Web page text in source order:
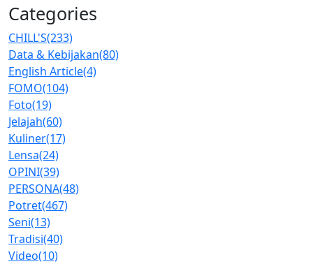
Categories
CHILL'S(233)
Data & Kebijakan(80)
English Article(4)
FOMO(104)
Foto(19)
Jelajah(60)
Kuliner(17)
Lensa(24)
OPINI(39)
PERSONA(48)
Potret(467)
Seni(13)
Tradisi(40)
Video(10)